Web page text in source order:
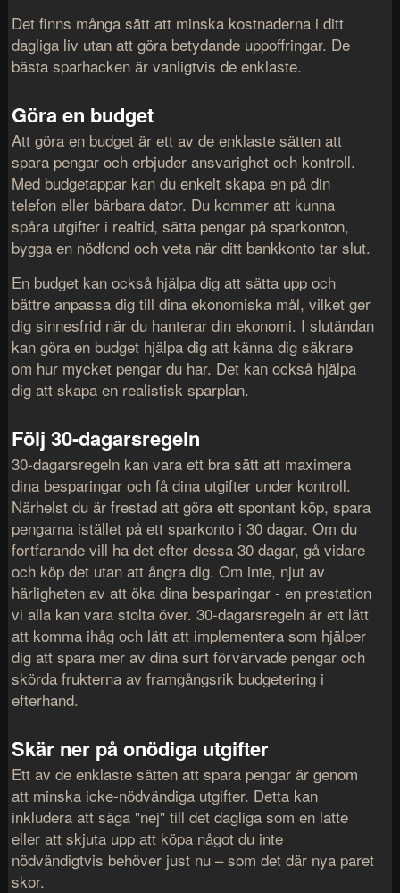
Det finns många sätt att minska kostnaderna i ditt
dagliga liv utan att göra betydande uppoffringar. De
bästa sparhacken är vanligtvis de enklaste.
Göra en budget
Att göra en budget är ett av de enklaste sätten att
spara pengar och erbjuder ansvarighet och kontroll.
Med budgetappar kan du enkelt skapa en på din
telefon eller bärbara dator. Du kommer att kunna
spåra utgifter i realtid, sätta pengar på sparkonton,
bygga en nödfond och veta när ditt bankkonto tar slut.
En budget kan också hjälpa dig att sätta upp och
bättre anpassa dig till dina ekonomiska mål, vilket ger
dig sinnesfrid när du hanterar din ekonomi. I slutändan
kan göra en budget hjälpa dig att känna dig säkrare
om hur mycket pengar du har. Det kan också hjälpa
dig att skapa en realistisk sparplan.
Följ 30-dagarsregeln
30-dagarsregeln kan vara ett bra sätt att maximera
dina besparingar och få dina utgifter under kontroll.
Närhelst du är frestad att göra ett spontant köp, spara
pengarna istället på ett sparkonto i 30 dagar. Om du
fortfarande vill ha det efter dessa 30 dagar, gå vidare
och köp det utan att ångra dig. Om inte, njut av
härligheten av att öka dina besparingar - en prestation
vi alla kan vara stolta över. 30-dagarsregeln är ett lätt
att komma ihåg och lätt att implementera som hjälper
dig att spara mer av dina surt förvärvade pengar och
skörda frukterna av framgångsrik budgetering i
efterhand.
Skär ner på onödiga utgifter
Ett av de enklaste sätten att spara pengar är genom
att minska icke-nödvändiga utgifter. Detta kan
inkludera att säga "nej" till det dagliga som en latte
eller att skjuta upp att köpa något du inte
nödvändigtvis behöver just nu – som det där nya paret
skor.